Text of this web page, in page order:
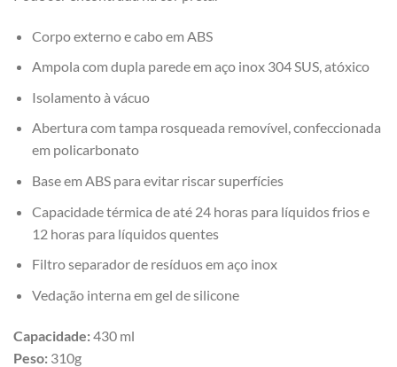
Corpo externo e cabo em ABS
Ampola com dupla parede em aço inox 304 SUS, atóxico
Isolamento à vácuo
Abertura com tampa rosqueada removível, confeccionada
em policarbonato
Base em ABS para evitar riscar superfícies
Capacidade térmica de até 24 horas para líquidos frios e
12 horas para líquidos quentes
Filtro separador de resíduos em aço inox
Vedação interna em gel de silicone
Capacidade:430 ml
Peso: 310g